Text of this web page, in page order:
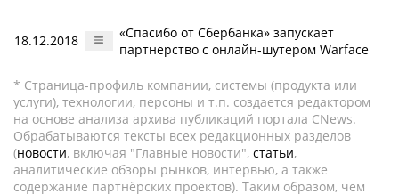
18.12.2018
«Спасибо от Сбербанка» запускает
партнерство с онлайн-шутером Warface
* Страница-профиль компании, системы (продукта или
услуги), технологии, персоны и т.п. создается редактором
на основе анализа архива публикаций портала CNews.
Обрабатываются тексты всех редакционных разделов
(новости, включая "Главные новости", статьи,
аналитические обзоры рынков, интервью, а также
содержание партнёрских проектов). Таким образом, чем